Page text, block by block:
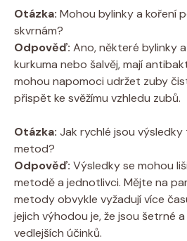
Otázka: Mohou bylinky a koření
skvrnám?
Odpověď: Ano, některé bylinky
kurkuma nebo šalvěj, mají
mohou napomoci udržet zuby
přispět ke svěžímu vzhledu zubů.
Otázka: Jak rychlé jsou
metod?
Odpověď: Výsledky se mohou
metodě a jednotlivci. Mějte na
metody obvykle vyžadují více
jejich výhodou je, že jsou šetrné
vedlejších účinků.